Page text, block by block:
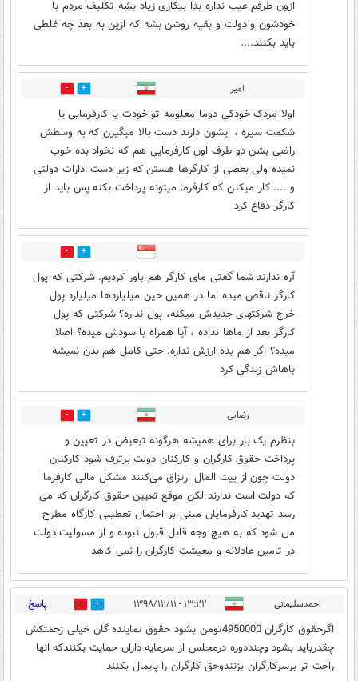
ازون طرفم عیب نداره بذا بیکاری زیاد بشه تکلیف مردم با
خودشون و دولت و بقیه روشن بشه که ازین به بعد چه غلطی
باید بکنند....
امیر 32
اولا مردک خودکی دوما معلومه تو خودت یا کارفرمایی یا
شکمت سیره ، ایشون دارند دست بالا میگیرن که به وسطش
راضی بشن دو طرف اون کارفرمایی هم که نخواد بده خوب
نمیده ولی بعضی از کارگرها هستن که زیر دست ادارات دولتی
و .... کار میکنن که کارفرما میتونه پرداخت بکنه پس باید از
کارگر دفاع کرد
15
آره ندارند شما گفتی مای کارگر هم باور کردیم. شرکتی که پول
کارگر ناقص میده اما در همین حین میلیاردها میلیارد پول
خرج شرکتهای جدیدش میکنه، پول نداره؟ شرکتی که پول
کارگر بعد از ماها نداده ، آیا همراه با سودش میده؟ اصلا
میده؟ اگر هم بده ارزش نداره. حتی کامل هم بدن نمیشه
باهاش زندگی کرد
رضایی 0
بنظرم یک بار برای همیشه هرگونه تبعیض در تعیین و
پرداخت حقوق کارگران و کارکنان دولت برترف شود کارکنان
دولت چون از بیت المال ارتزاق می‌کنند مشکل مالی کارفرما
که دولت است ندارند لکن موقع تعیین حقوق کارگران که می
رسد تهدید کارفرمایان مبنی بر احتمال تعطیلی کارگاه مطرح
می شود که به هیچ وجه قابل قبول نبوده و از مسولیت دولت
در تامین عادلانه و معیشت کارگران را نمی کاهد
احمدسلیمانی ۱۳:۲۲ - ۱۳۹۸/۱۲/۱۱ 24 پاسخ
اگرحقوق کارگران 4950000تومن بشود حقوق نماینده گان خیلی زحمتکش
چقدرباید بشود وچنددوره درمجلس از سرمایه داران حمایت بکنندکه انها
راحت تر برسرکارگران بزنندوحق کارگران را پایمال بکنند